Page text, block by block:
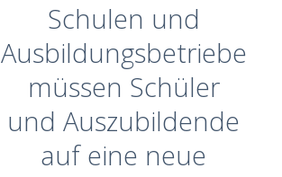
Schulen und
Ausbildungsbetriebe
müssen Schüler
und Auszubildende
auf eine neue